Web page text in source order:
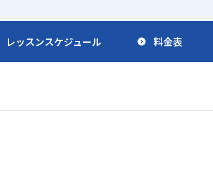
レッスンスケジュール 料金表